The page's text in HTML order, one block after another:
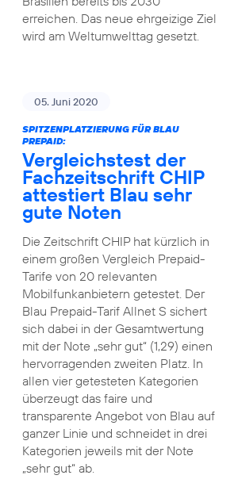
erreichen. Das neue ehrgeizige Ziel
wird am Weltumwelttag gesetzt.
05. Juni 2020
SPITZENPLATZIERUNG FÜR BLAU
PREPAID:
Vergleichstest der
Fachzeitschrift CHIP
attestiert Blau sehr
gute Noten
Die Zeitschrift CHIP hat kürzlich in
einem großen Vergleich Prepaid-
Tarife von 20 relevanten
Mobilfunkanbietern getestet. Der
Blau Prepaid-Tarif Allnet S sichert
sich dabei in der Gesamtwertung
mit der Note „sehr gut“ (1,29) einen
hervorragenden zweiten Platz. In
allen vier getesteten Kategorien
überzeugt das faire und
transparente Angebot von Blau auf
ganzer Linie und schneidet in drei
Kategorien jeweils mit der Note
„sehr gut“ ab.